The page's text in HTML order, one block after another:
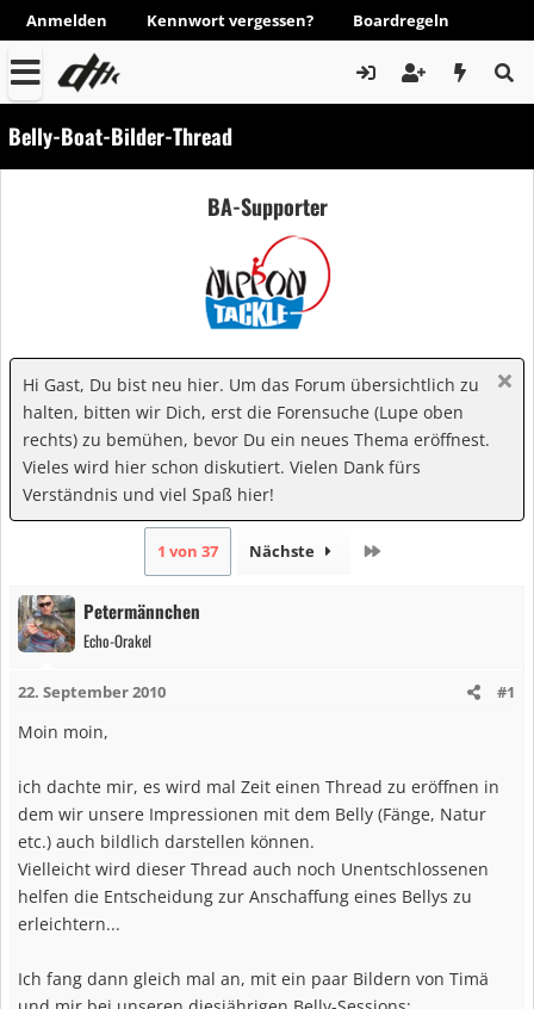
Anmelden Kennwort vergessen? Boardregeln
Belly-Boat-Bilder-Thread
BA-Supporter
Hi Gast, Du bist neu hier. Um das Forum übersichtlich zu
halten, bitten wir Dich, erst die Forensuche (Lupe oben
rechts) zu bemühen, bevor Du ein neues Thema eröffnest.
Vieles wird hier schon diskutiert. Vielen Dank fürs
Verständnis und viel Spaß hier!
1 von 37 Nächste
Petermännchen
Echo-Orakel
22. September 2010 #1
Moin moin,
ich dachte mir, es wird mal Zeit einen Thread zu eröffnen in
dem wir unsere Impressionen mit dem Belly (Fänge, Natur
etc.) auch bildlich darstellen können.
Vielleicht wird dieser Thread auch noch Unentschlossenen
helfen die Entscheidung zur Anschaffung eines Bellys zu
erleichtern...
Ich fang dann gleich mal an, mit ein paar Bildern von Timä